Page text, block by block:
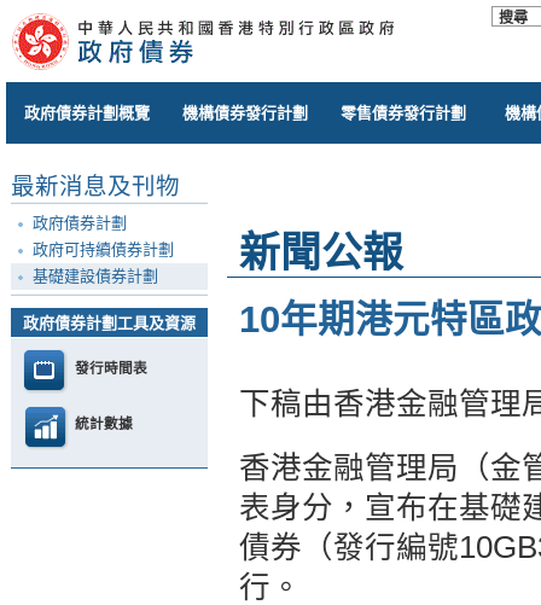
政府債券計劃概覽 機構債券發行計劃 零售債券發行計劃 機構
最新消息及刊物
政府債券計劃
政府可持續債券計劃
基礎建設債券計劃
政府債券計劃工具及資源
發行時間表
統計數據
新聞公報
10年期港元特區
下稿由香港金融管理
香港金融管理局（金
表身分，宣布在基礎
債券（發行編號
行。